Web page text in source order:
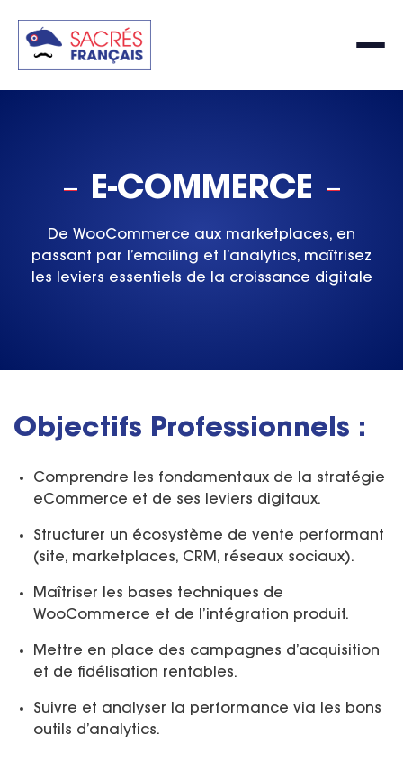
E-COMMERCE
De WooCommerce aux marketplaces, en
passant par l’emailing et l’analytics, maîtrisez
les leviers essentiels de la croissance digitale
Objectifs Professionnels :
Comprendre les fondamentaux de la stratégie
eCommerce et de ses leviers digitaux.
Structurer un écosystème de vente performant
(site, marketplaces, CRM, réseaux sociaux).
Maîtriser les bases techniques de
WooCommerce et de l’intégration produit.
Mettre en place des campagnes d’acquisition
et de fidélisation rentables.
Suivre et analyser la performance via les bons
outils d’analytics.